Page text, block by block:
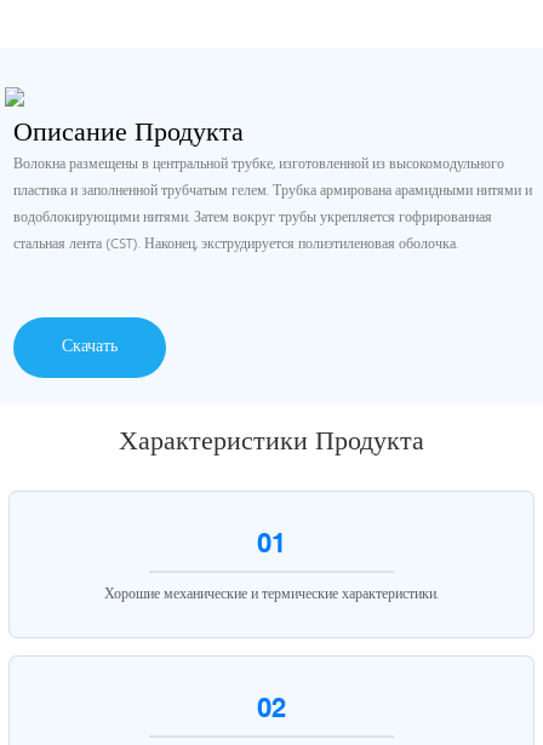
Описание Продукта
Волокна размещены в центральной трубке, изготовленной из высокомодульного
пластика и заполненной трубчатым гелем. Трубка армирована арамидными нитями и
водоблокирующими нитями. Затем вокруг трубы укрепляется гофрированная
стальная лента (CST). Наконец, экструдируется полиэтиленовая оболочка.
Скачать
Характеристики Продукта
01
Хорошие механические и термические характеристики.
02